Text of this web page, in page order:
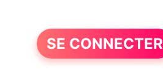
SE CONNECTER